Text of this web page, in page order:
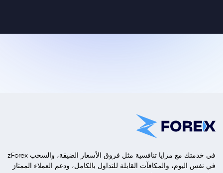
zForex في خدمتك مع مزايا تنافسية مثل فروق الأسعار الضيقة، والسحب
في نفس اليوم، والمكافآت القابلة للتداول بالكامل، ودعم العملاء الممتاز